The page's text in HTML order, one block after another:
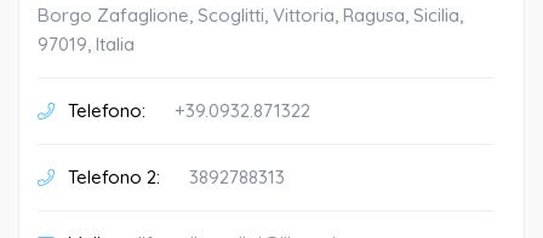
Borgo Zafaglione, Scoglitti, Vittoria, Ragusa, Sicilia,
97019, Italia
Telefono: +39.0932.871322
Telefono 2: 3892788313